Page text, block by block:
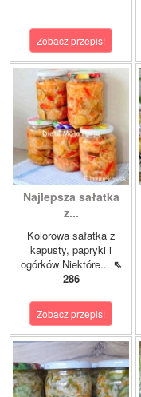
Zobacz przepis!
Najlepsza sałatka
z...
Kolorowa sałatka z
kapusty, papryki i
ogórków Niektóre... ⇖
286
Zobacz przepis!